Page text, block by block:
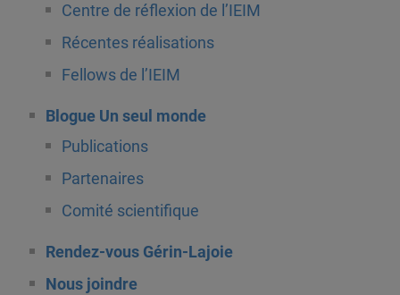
Centre de réflexion de l’IEIM
Récentes réalisations
Fellows de l’IEIM
Blogue Un seul monde
Publications
Partenaires
Comité scientifique
Rendez-vous Gérin-Lajoie
Nous joindre